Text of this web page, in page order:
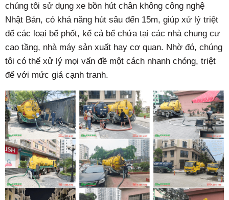
chúng tôi sử dụng xe bồn hút chân không công nghệ
Nhật Bản, có khả năng hút sâu đến 15m, giúp xử lý triệt
để các loại bể phốt, kể cả bể chứa tại các nhà chung cư
cao tầng, nhà máy sản xuất hay cơ quan. Nhờ đó, chúng
tôi có thể xử lý mọi vấn đề một cách nhanh chóng, triệt
để với mức giá cạnh tranh.